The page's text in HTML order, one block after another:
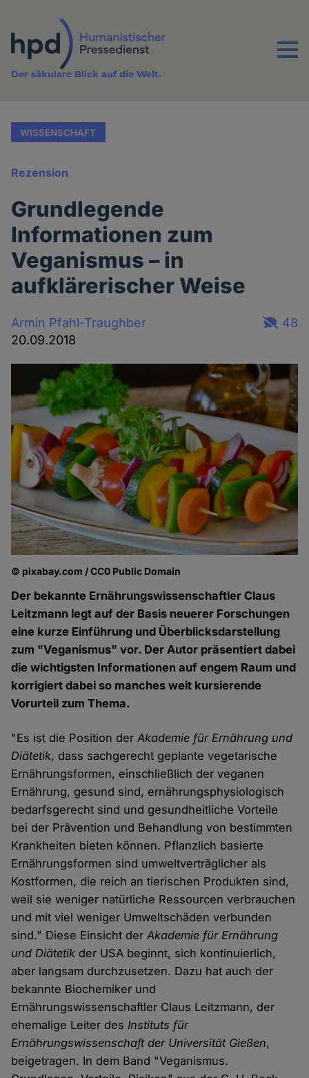
Inhalt
Menu
Der säkulare Blick auf die Welt.
WISSENSCHAFT
Rezension
Grundlegende
Informationen zum
Veganismus – in
aufklärerischer Weise
Armin Pfahl-Traughber
20.09.2018
48
© pixabay.com / CC0 Public Domain
Der bekannte Ernährungswissenschaftler Claus
Leitzmann legt auf der Basis neuerer Forschungen
eine kurze Einführung und Überblicksdarstellung
zum "Veganismus" vor. Der Autor präsentiert dabei
die wichtigsten Informationen auf engem Raum und
korrigiert dabei so manches weit kursierende
Vorurteil zum Thema.
"Es ist die Position derAkademie für Ernährung und
Diätetik, dass sachgerecht geplante vegetarische
Ernährungsformen, einschließlich der veganen
Ernährung, gesund sind, ernährungsphysiologisch
bedarfsgerecht sind und gesundheitliche Vorteile
bei der Prävention und Behandlung von bestimmten
Krankheiten bieten können. Pflanzlich basierte
Ernährungsformen sind umweltverträglicher als
Kostformen, die reich an tierischen Produkten sind,
weil sie weniger natürliche Ressourcen verbrauchen
und mit viel weniger Umweltschäden verbunden
sind." Diese Einsicht derAkademie für Ernährung
und Diätetik der USA beginnt, sich kontinuierlich,
aber langsam durchzusetzen. Dazu hat auch der
bekannte Biochemiker und
Ernährungswissenschaftler Claus Leitzmann, der
ehemalige Leiter desInstituts für
Ernährungswissenschaft der Universität Gießen,
beigetragen. In dem Band "Veganismus.